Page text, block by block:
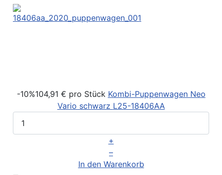
-10%104,91 € pro Stück Kombi-Puppenwagen Neo
Vario schwarz L25-18406AA
+
–
In den Warenkorb